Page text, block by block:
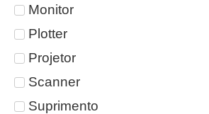
Monitor
Plotter
Projetor
Scanner
Suprimento